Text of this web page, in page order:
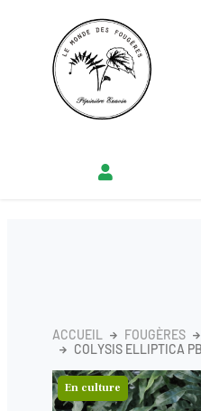
ACCUEIL FOUGÈRES
COLYSIS ELLIPTICA
En culture